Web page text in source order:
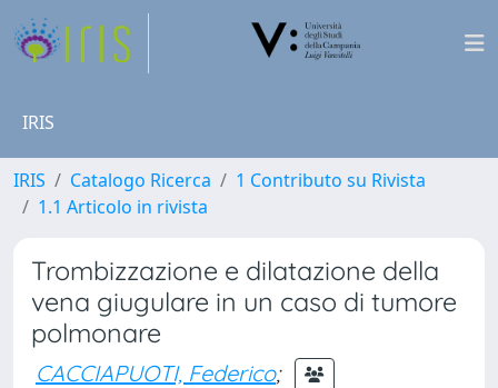
IRIS
IRIS Catalogo Ricerca
1 Contributo su Rivista
1.1 Articolo in rivista
Trombizzazione e dilatazione della
vena giugulare in un caso di tumore
polmonare
CACCIAPUOTI, Federico;